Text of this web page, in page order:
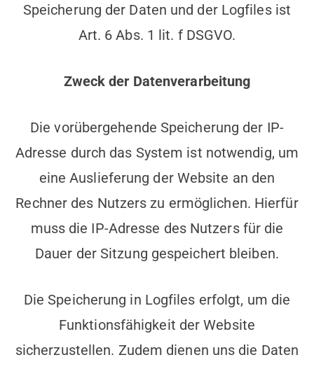
Speicherung der Daten und der Logfiles ist
Art. 6 Abs. 1 lit. f DSGVO.
Zweck der Datenverarbeitung
Die vorübergehende Speicherung der IP-
Adresse durch das System ist notwendig, um
eine Auslieferung der Website an den
Rechner des Nutzers zu ermöglichen. Hierfür
muss die IP-Adresse des Nutzers für die
Dauer der Sitzung gespeichert bleiben.
Die Speicherung in Logfiles erfolgt, um die
Funktionsfähigkeit der Website
sicherzustellen. Zudem dienen uns die Daten